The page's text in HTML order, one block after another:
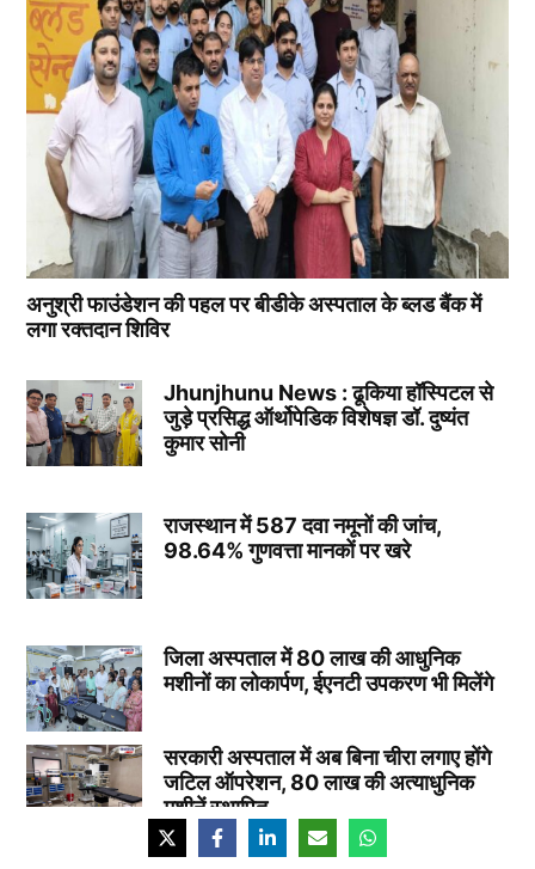
अनुश्री फाउंडेशन की पहल पर बीडीके अस्पताल के ब्लड बैंक में
लगा रक्तदान शिविर
Jhunjhunu News : ढूकिया हॉस्पिटल से
जुड़े प्रसिद्ध ऑर्थोपेडिक विशेषज्ञ डॉ. दुष्यंत
कुमार सोनी
राजस्थान में 587 दवा नमूनों की जांच,
98.64% गुणवत्ता मानकों पर खरे
जिला अस्पताल में 80 लाख की आधुनिक
मशीनों का लोकार्पण, ईएनटी उपकरण भी मिलेंगे
सरकारी अस्पताल में अब बिना चीरा लगाए होंगे
जटिल ऑपरेशन, 80 लाख की अत्याधुनिक
मशीनें स्थापित